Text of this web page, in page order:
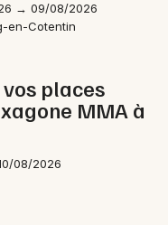
→ 09/08/2026
en-Cotentin
places
MMA à
08/2026